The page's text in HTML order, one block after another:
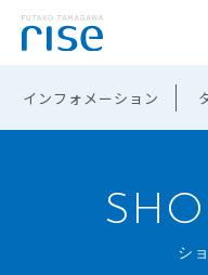
インフォメーション
シ